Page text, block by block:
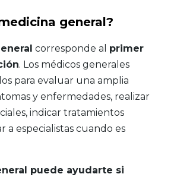
general?
corresponde al primer
. Los médicos generales
para evaluar una amplia
y enfermedades, realizar
indicar tratamientos
a especialistas cuando es
puede ayudarte si